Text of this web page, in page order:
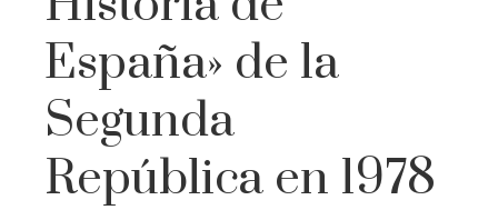
España» de la
Segunda
República en 1978